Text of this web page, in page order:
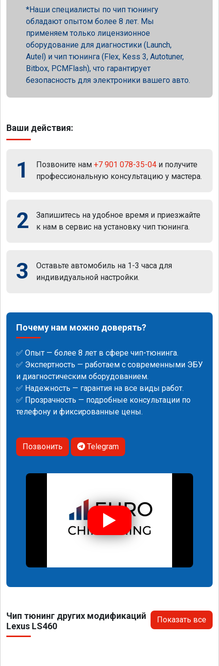
Наши специалисты по чип тюнингу
обладают опытом более 8 лет. Мы
применяем только лицензионное
оборудование для диагностики (Launch,
Autel) и чип тюнинга (Flex, Kess 3, Autotuner,
Bitbox, PCMFlash), что гарантирует
безопасность для электроники вашего авто.
Ваши действия:
1 Позвоните нам +7 901 078-35-04 и получите
профессиональную консультацию у мастера.
2
Запишитесь на удобное время и приезжайте
к нам в сервис на установку чип тюнинга.
3
Оставьте автомобиль на 1-3 часа для
индивидуальной настройки.
Почему нам можно доверять?
✅ Опыт — более 8 лет в сфере чип-тюнинга.
✅ Экспертность — работаем с современными ЭБУ
и диагностическим оборудованием.
✅ Надежность — гарантия на все виды работ.
✅ Прозрачность — подробные консультации по
телефону и фиксированные цены.
Позвонить Telegram
Чип тюнинг других модификаций
Lexus LS460
Показать все